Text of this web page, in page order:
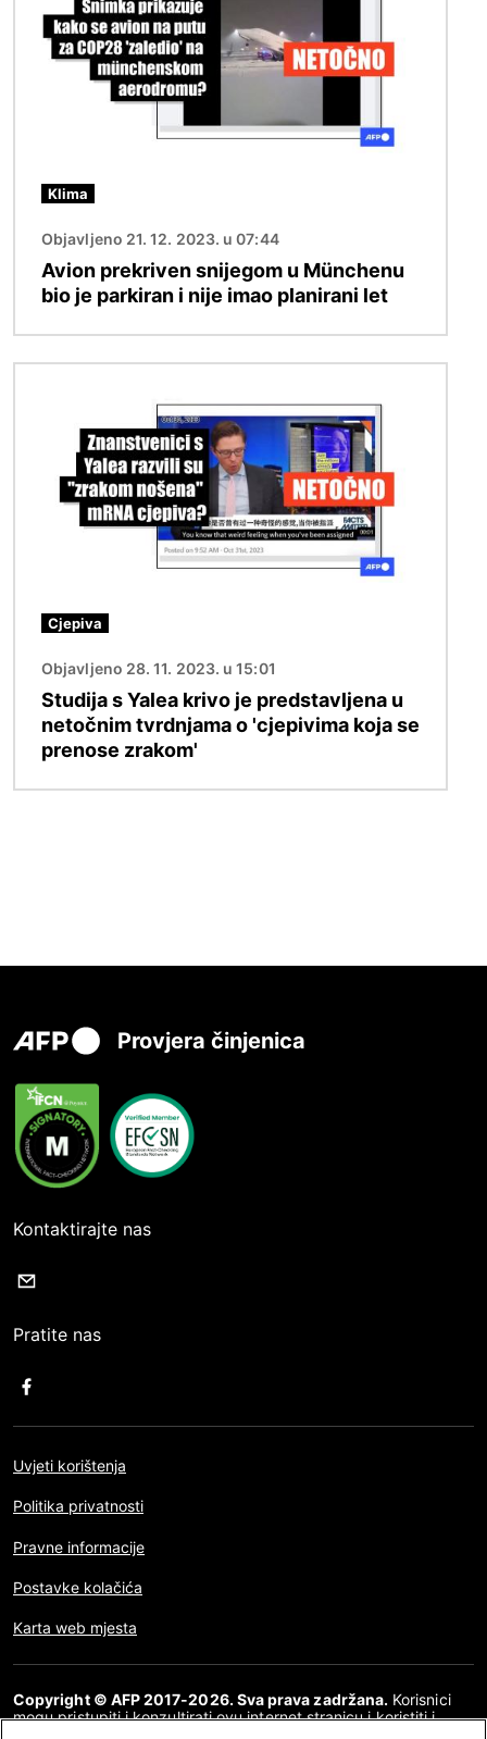
Klima
Objavljeno 21. 12. 2023. u 07:44
Avion prekriven snijegom u Münchenu
bio je parkiran i nije imao planirani let
Cjepiva
Objavljeno 28. 11. 2023. u 15:01
Studija s Yalea krivo je predstavljena u
netočnim tvrdnjama o 'cjepivima koja se
prenose zrakom'
Provjera činjenica
Kontaktirajte nas
Pratite nas
Uvjeti korištenja
Politika privatnosti
Pravne informacije
Postavke kolačića
Karta web mjesta
Copyright © AFP 2017-2026. Sva prava zadržana. Korisnici
mogu pristupiti i konzultirati ovu internet stranicu i koristiti i